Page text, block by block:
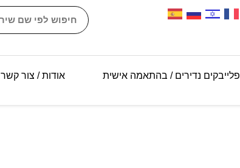
פלייבקים נדירים / בהתאמה אישית אודות / צור קשר